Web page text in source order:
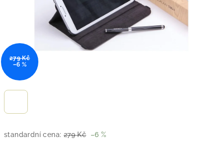
standardní cena: 279 Kč –6 %
279 Kč
–6 %